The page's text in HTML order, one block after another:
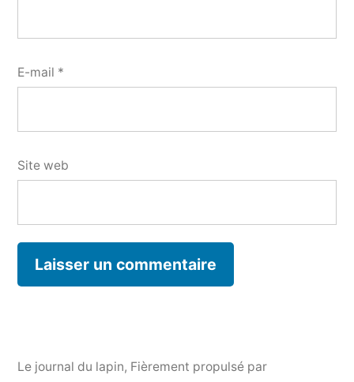
E-mail *
Site web
Le journal du lapin, Fièrement propulsé par